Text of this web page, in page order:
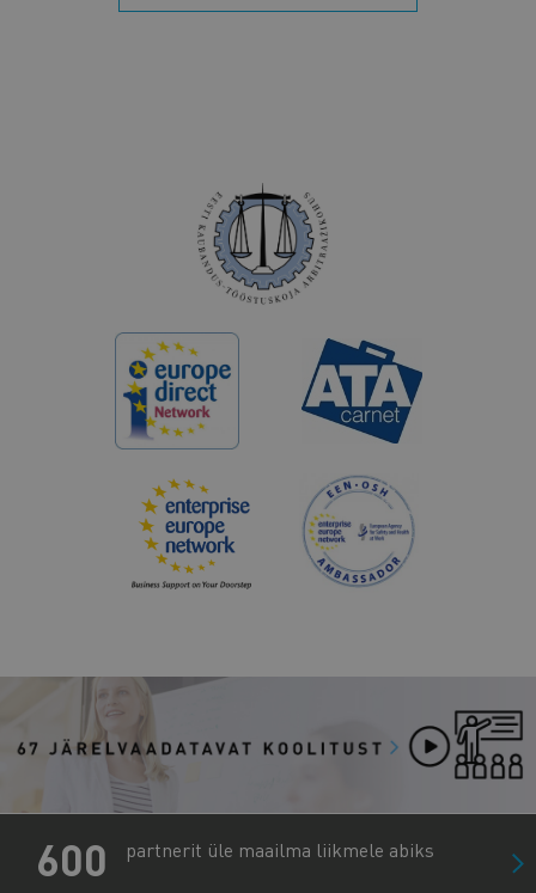
600 partnerit üle maailma liikmele abiks